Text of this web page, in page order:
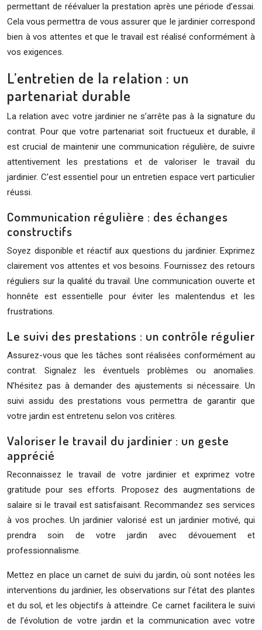
permettant de réévaluer la prestation après une période d’essai.
Cela vous permettra de vous assurer que le jardinier correspond
bien à vos attentes et que le travail est réalisé conformément à
vos exigences.
L’entretien de la relation : un
partenariat durable
La relation avec votre jardinier ne s’arrête pas à la signature du
contrat. Pour que votre partenariat soit fructueux et durable, il
est crucial de maintenir une communication régulière, de suivre
attentivement les prestations et de valoriser le travail du
jardinier. C’est essentiel pour un entretien espace vert particulier
réussi.
Communication régulière : des échanges
constructifs
Soyez disponible et réactif aux questions du jardinier. Exprimez
clairement vos attentes et vos besoins. Fournissez des retours
réguliers sur la qualité du travail. Une communication ouverte et
honnête est essentielle pour éviter les malentendus et les
frustrations.
Le suivi des prestations : un contrôle régulier
Assurez-vous que les tâches sont réalisées conformément au
contrat. Signalez les éventuels problèmes ou anomalies.
N’hésitez pas à demander des ajustements si nécessaire. Un
suivi assidu des prestations vous permettra de garantir que
votre jardin est entretenu selon vos critères.
Valoriser le travail du jardinier : un geste
apprécié
Reconnaissez le travail de votre jardinier et exprimez votre
gratitude pour ses efforts. Proposez des augmentations de
salaire si le travail est satisfaisant. Recommandez ses services
à vos proches. Un jardinier valorisé est un jardinier motivé, qui
prendra soin de votre jardin avec dévouement et
professionnalisme.
Mettez en place un carnet de suivi du jardin, où sont notées les
interventions du jardinier, les observations sur l’état des plantes
et du sol, et les objectifs à atteindre. Ce carnet facilitera le suivi
de l’évolution de votre jardin et la communication avec votre